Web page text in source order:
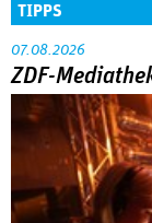
TIPPS
07.08.2026
ZDF-